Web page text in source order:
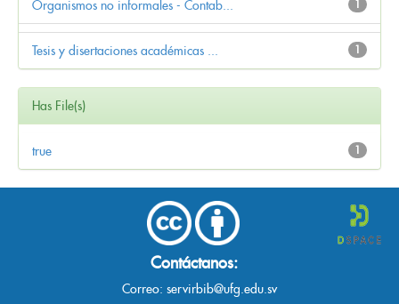
1
Organismos no informales - Contab...
1
Tesis y disertaciones académicas ...
Has File(s)
1
true
Contáctanos:
Correo: servirbib@ufg.edu.sv